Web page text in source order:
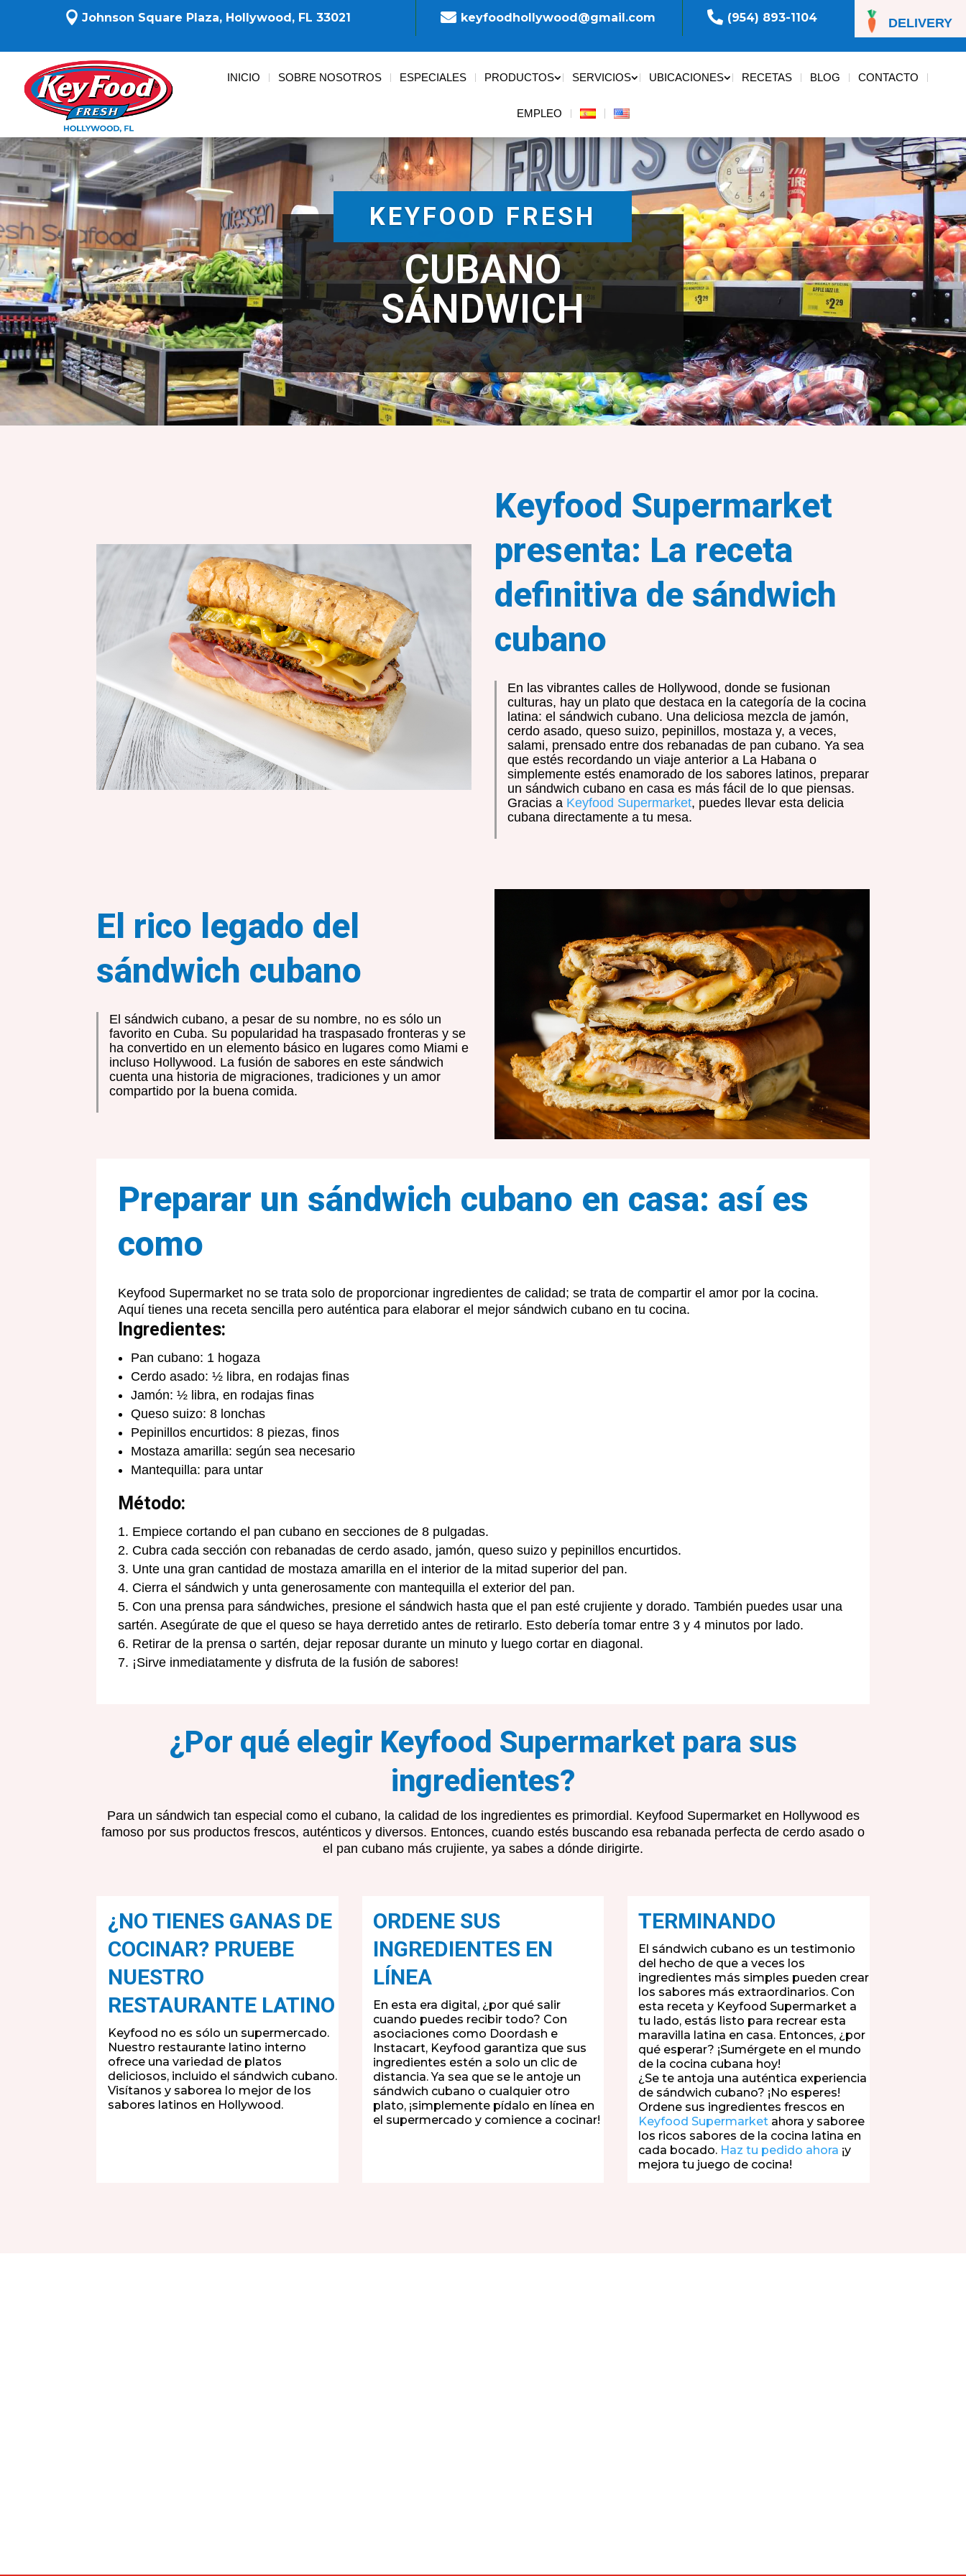
DELIVERY
 (954) 893-1104
 keyfoodhollywood@gmail.com
 Johnson Square Plaza,Hollywood, FL 33021
INICIO SOBRE NOSOTROS ESPECIALES PRODUCTOS SERVICIOS UBICACIONES RECETAS BLOG CONTACTO
EMPLEO
KEYFOOD FRESH
CUBANO
SÁNDWICH
Keyfood Supermarket
presenta: La receta
definitiva de sándwich
cubano
En las vibrantes calles de Hollywood, donde se fusionan
culturas, hay un plato que destaca en la categoría de la cocina
latina: el sándwich cubano. Una deliciosa mezcla de jamón,
cerdo asado, queso suizo, pepinillos, mostaza y, a veces,
salami, prensado entre dos rebanadas de pan cubano. Ya sea
que estés recordando un viaje anterior a La Habana o
simplemente estés enamorado de los sabores latinos, preparar
un sándwich cubano en casa es más fácil de lo que piensas.
Gracias a Keyfood Supermarket, puedes llevar esta delicia
cubana directamente a tu mesa.
El rico legado del
sándwich cubano
El sándwich cubano, a pesar de su nombre, no es sólo un
favorito en Cuba. Su popularidad ha traspasado fronteras y se
ha convertido en un elemento básico en lugares como Miami e
incluso Hollywood. La fusión de sabores en este sándwich
cuenta una historia de migraciones, tradiciones y un amor
compartido por la buena comida.
Preparar un sándwich cubano en casa: así es
como
Keyfood Supermarket no se trata solo de proporcionar ingredientes de calidad; se trata de compartir el amor por la cocina.
Aquí tienes una receta sencilla pero auténtica para elaborar el mejor sándwich cubanoen tu cocina.
Ingredientes:
Pan cubano: 1 hogaza
Cerdo asado: ½ libra, en rodajas finas
Jamón: ½ libra, en rodajas finas
Queso suizo: 8 lonchas
Pepinillos encurtidos: 8 piezas, finos
Mostaza amarilla: según sea necesario
Mantequilla: para untar
Método:
Empiece cortando el pan cubano en secciones de 8 pulgadas.
Cubra cada sección con rebanadas de cerdo asado, jamón, queso suizo y pepinillos encurtidos.
Unte una gran cantidad de mostaza amarilla en el interior de la mitad superior del pan.
Cierra el sándwich y unta generosamente con mantequilla el exterior del pan.
Con una prensa para sándwiches, presione el sándwich hasta que el pan esté crujiente y dorado. También puedes usar una
sartén. Asegúrate de que el queso se haya derretido antes de retirarlo. Esto debería tomar entre 3 y 4 minutos por lado.
Retirar de la prensa o sartén, dejar reposar durante un minuto y luego cortar en diagonal.
¡Sirve inmediatamente y disfruta de la fusión de sabores!
¿Por qué elegir Keyfood Supermarket para sus
ingredientes?
Para un sándwich tan especial como el cubano, la calidad de los ingredientes es primordial. Keyfood Supermarket en Hollywood es
famoso por sus productos frescos, auténticos y diversos. Entonces, cuando estés buscando esa rebanada perfecta de cerdo asado o
el pan cubano más crujiente, ya sabes a dónde dirigirte.
¿NO TIENES GANAS DE
COCINAR? PRUEBE
NUESTRO
RESTAURANTE LATINO
Keyfood no es sólo un supermercado.
Nuestro restaurante latino interno
ofrece una variedad de platos
deliciosos, incluido el sándwich cubano.
Visítanos y saborea lo mejor de los
sabores latinos en Hollywood.
ORDENE SUS
INGREDIENTES EN
LÍNEA
En esta era digital, ¿por qué salir
cuando puedes recibir todo? Con
asociaciones como Doordash e
Instacart, Keyfood garantiza que sus
ingredientes estén a solo un clic de
distancia. Ya sea que se le antoje un
sándwich cubano o cualquier otro
plato, ¡simplemente pídalo en línea en
el supermercado y comience a cocinar!
TERMINANDO
El sándwich cubano es un testimonio
del hecho de que a veces los
ingredientes más simples pueden crear
los sabores más extraordinarios. Con
esta receta y Keyfood Supermarket a
tu lado, estás listo para recrear esta
maravilla latina en casa. Entonces, ¿por
qué esperar? ¡Sumérgete en el mundo
de la cocina cubana hoy!
¿Se te antoja una auténtica experiencia
de sándwich cubano? ¡No esperes!
Ordene sus ingredientes frescos en
Keyfood Supermarket ahora y saboree
los ricos sabores de la cocina latina en
cada bocado. Haz tu pedido ahora ¡y
mejora tu juego de cocina!